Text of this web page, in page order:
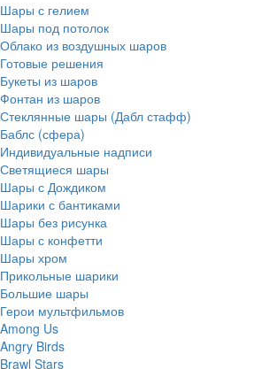
Шары с гелием
Шары под потолок
Облако из воздушных шаров
Готовые решения
Букеты из шаров
Фонтан из шаров
Стеклянные шары (Дабл стафф)
Баблс (сфера)
Индивидуальные надписи
Светящиеся шары
Шары с Дождиком
Шарики с бантиками
Шары без рисунка
Шары с конфетти
Шары хром
Прикольные шарики
Большие шары
Герои мультфильмов
Among Us
Angry Birds
Brawl Stars